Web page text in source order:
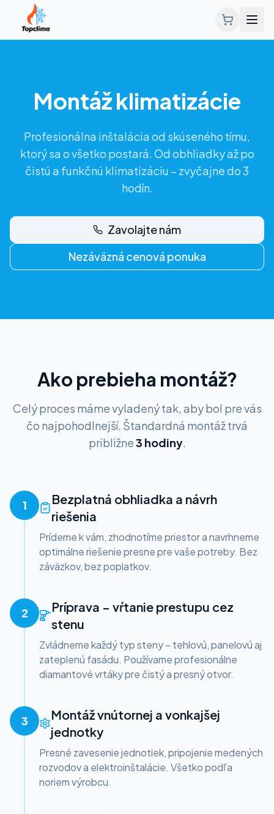
Montáž klimatizácie
Profesionálna inštalácia od skúseného tímu,
ktorý sa o všetko postará. Od obhliadky až po
čistú a funkčnú klimatizáciu – zvyčajne do 3
hodín.
Zavolajte nám
Nezáväzná cenová ponuka
Ako prebieha montáž?
Celý proces máme vyladený tak, aby bol pre vás
čo najpohodlnejší. Štandardná montáž trvá
približne3 hodiny.
1
Bezplatná obhliadka a návrh
riešenia
Prídeme k vám, zhodnotíme priestor a navrhneme
optimálne riešenie presne pre vaše potreby. Bez
záväzkov, bez poplatkov.
2
Príprava – vŕtanie prestupu cez
stenu
Zvládneme každý typ steny – tehlovú, panelovú aj
zateplenú fasádu. Používame profesionálne
diamantové vrtáky pre čistý a presný otvor.
3
Montáž vnútornej a vonkajšej
jednotky
Presné zavesenie jednotiek, pripojenie medených
rozvodov a elektroinštalácie. Všetko podľa
noriem výrobcu.